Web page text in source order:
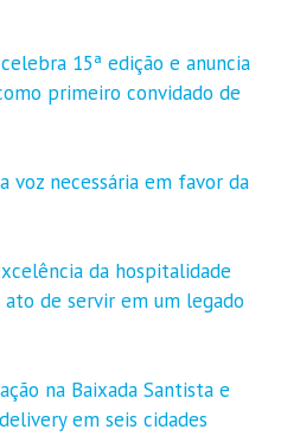
15ª edição e anuncia
primeiro convidado de
voz necessária em favor da
da hospitalidade
de servir em um legado
na Baixada Santista e
em seis cidades